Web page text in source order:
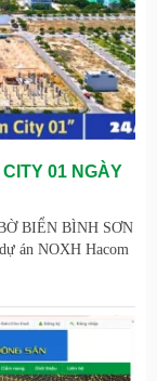
01 NGÀY
BIỂN BÌNH SƠN
án NOXH Hacom